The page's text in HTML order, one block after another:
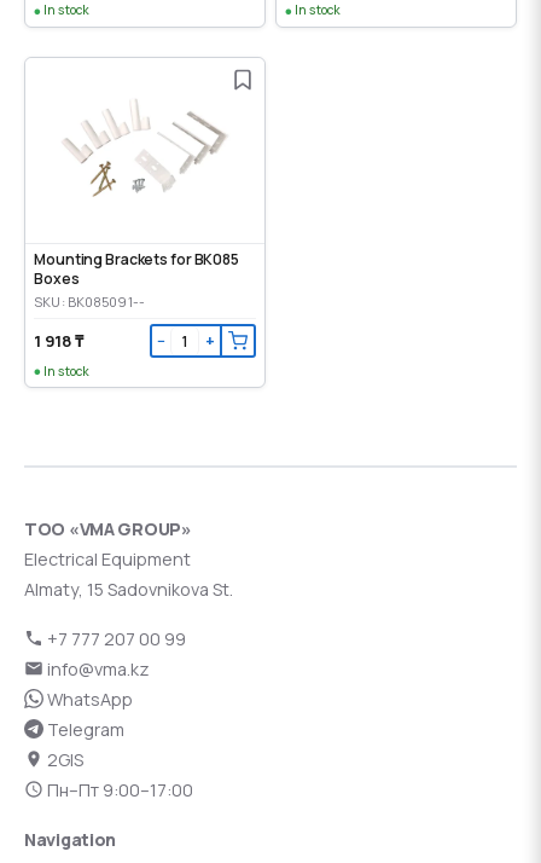
In stock In stock
Mounting Brackets for BK085
Boxes
SKU: BK085091--
1 918 ₸ − +
In stock
ТОО «VMA GROUP»
Electrical Equipment
Almaty, 15 Sadovnikova St.
+7 777 207 00 99
info@vma.kz
WhatsApp
Telegram
2GIS
Пн–Пт 9:00–17:00
Navigation